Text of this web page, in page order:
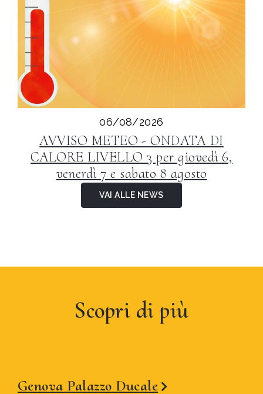
06/08/2026
AVVISO METEO - ONDATA DI
CALORE LIVELLO 3 per giovedì 6,
venerdì 7 e sabato 8 agosto
VAI ALLE NEWS
Scopri di più
Genova Palazzo Ducale